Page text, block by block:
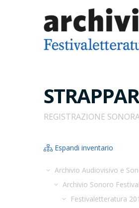
REGISTRAZIONE
Espandi inventario
Archivio Audiovisivo e
Archivio Sonoro
Festivaletteratura